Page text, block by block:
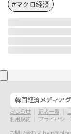
#マクロ経済
韓国経済メディア
おしらせ 記者一覧
利用規約
プライバシ